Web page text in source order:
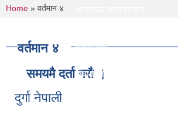
आवश्यक कागजातहरु:
प्रक्रिया:
सेवा दिने कार्यालय:
You are here
Home » वर्तमान ४
वर्तमान ४
समयमै दर्ता गरौ ।
दुर्गा नेपाली